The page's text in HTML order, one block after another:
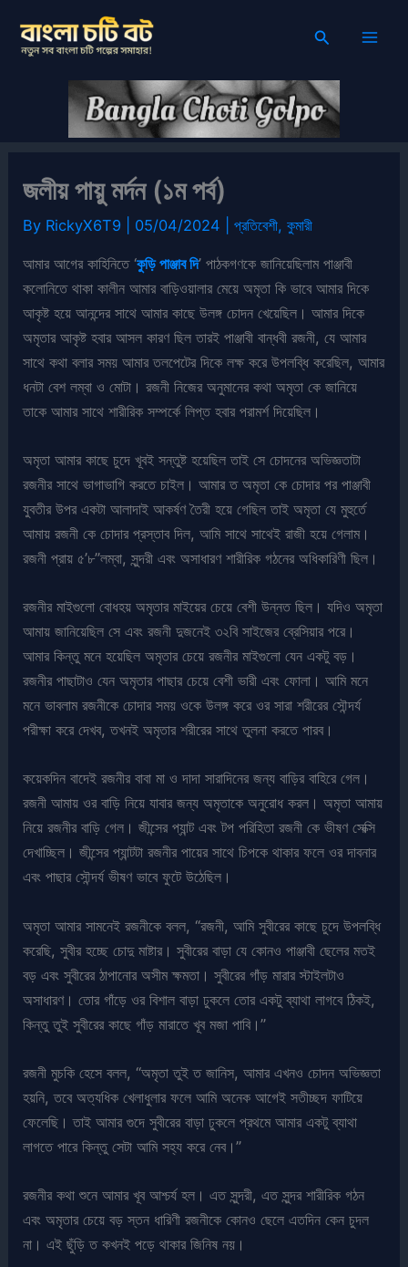
content
Search
জলীয় পায়ু মর্দন (১ম পর্ব)
By RickyX6T9 05/04/2024 |প্রতিবেশী,কুমারী
আমার আগের কাহিনিতে ‘কুড়ি পাঞ্জাব দি’ পাঠকগণকে জানিয়েছিলাম পাঞ্জাবী
কলোনিতে থাকা কালীন আমার বাড়িওয়ালার মেয়ে অমৃতা কি ভাবে আমার দিকে
আকৃষ্ট হয়ে আনন্দের সাথে আমার কাছে উলঙ্গ চোদন খেয়েছিল। আমার দিকে
অমৃতার আকৃষ্ট হবার আসল কারণ ছিল তারই পাঞ্জাবী বান্ধবী রজনী, যে আমার
সাথে কথা বলার সময় আমার তলপেটের দিকে লক্ষ করে উপলব্ধি করেছিল, আমার
ধনটা বেশ লম্বা ও মোটা। রজনী নিজের অনুমানের কথা অমৃতা কে জানিয়ে
তাকে আমার সাথে শারীরিক সম্পর্কে লিপ্ত হবার পরামর্শ দিয়েছিল।
অমৃতা আমার কাছে চুদে খূবই সন্তুষ্ট হয়েছিল তাই সে চোদনের অভিজ্ঞতাটা
রজনীর সাথে ভাগাভাগি করতে চাইল। আমার ত অমৃতা কে চোদার পর পাঞ্জাবী
যুবতীর উপর একটা আলাদাই আকর্ষণ তৈরী হয়ে গেছিল তাই অমৃতা যে মুহুর্তে
আমায় রজনী কে চোদার প্রস্তাব দিল, আমি সাথে সাথেই রাজী হয়ে গেলাম।
রজনী প্রায় ৫’৮”লম্বা, সুন্দরী এবং অসাধারণ শারীরিক গঠনের অধিকারিণী ছিল।
রজনীর মাইগুলো বোধহয় অমৃতার মাইয়ের চেয়ে বেশী উন্নত ছিল। যদিও অমৃতা
আমায় জানিয়েছিল সে এবং রজনী দুজনেই ৩২বি সাইজের ব্রেসিয়ার পরে।
আমার কিন্তু মনে হয়েছিল অমৃতার চেয়ে রজনীর মাইগুলো যেন একটু বড়।
রজনীর পাছাটাও যেন অমৃতার পাছার চেয়ে বেশী ভারী এবং ফোলা। আমি মনে
মনে ভাবলাম রজনীকে চোদার সময় ওকে উলঙ্গ করে ওর সারা শরীরের সৌন্দর্য
পরীক্ষা করে দেখব, তখনই অমৃতার শরীরের সাথে তুলনা করতে পারব।
কয়েকদিন বাদেই রজনীর বাবা মা ও দাদা সারাদিনের জন্য বাড়ির বাহিরে গেল।
রজনী আমায় ওর বাড়ি নিয়ে যাবার জন্য অমৃতাকে অনুরোধ করল। অমৃতা আমায়
নিয়ে রজনীর বাড়ি গেল। জীন্সের প্যান্ট এবং টপ পরিহিতা রজনী কে ভীষণ সেক্সি
দেখাচ্ছিল। জীন্সের প্যান্টটা রজনীর পায়ের সাথে চিপকে থাকার ফলে ওর দাবনার
এবং পাছার সৌন্দর্য ভীষণ ভাবে ফুটে উঠেছিল।
অমৃতা আমার সামনেই রজনীকে বলল, “রজনী, আমি সুবীরের কাছে চুদে উপলব্ধি
করেছি, সুবীর হচ্ছে চোদু মাষ্টার। সুবীরের বাড়া যে কোনও পাঞ্জাবী ছেলের মতই
বড় এবং সুবীরের ঠাপানোর অসীম ক্ষমতা। সুবীরের গাঁড় মারার স্টাইলটাও
অসাধারণ। তোর গাঁড়ে ওর বিশাল বাড়া ঢুকলে তোর একটু ব্যাথা লাগবে ঠিকই,
কিন্তু তুই সুবীরের কাছে গাঁড় মারাতে খূব মজা পাবি।”
রজনী মুচকি হেসে বলল, “অমৃতা তুই ত জানিস, আমার এখনও চোদন অভিজ্ঞতা
হয়নি, তবে অত্যধিক খেলাধুলার ফলে আমি অনেক আগেই সতীচ্ছদ ফাটিয়ে
ফেলেছি। তাই আমার গুদে সুবীরের বাড়া ঢুকলে প্রথমে আমার একটু ব্যাথা
লাগতে পারে কিন্তু সেটা আমি সহ্য করে নেব।”
রজনীর কথা শুনে আমার খূব আশ্চর্য হল। এত সুন্দরী, এত সুন্দর শারীরিক গঠন
এবং অমৃতার চেয়ে বড় স্তন ধারিণী রজনীকে কোনও ছেলে এতদিন কেন চুদল
না। এই ছুঁড়ি ত কখনই পড়ে থাকার জিনিষ নয়।